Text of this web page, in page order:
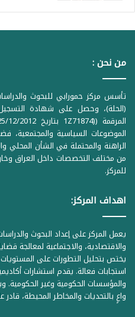
من نحن :
(الحلة)، وحصل على شهادة
الموضوعات السياسية والمجتمعية،
الراهنة والمحتملة في الشأن المحلي
من مختلف التخصصات داخل العراق
للمركز.
اهداف المركز:
يعمل المركز على إعداد البحوث
والاقتصادية، والاجتماعية لمعالجة
يختص بتحليل التطورات على المستويات
استجابات فعالة. يقدم استشارات
والمؤسسات الحكومية وغير الحكومية.
واعٍ بالتحديات والمخاطر المحيطة،